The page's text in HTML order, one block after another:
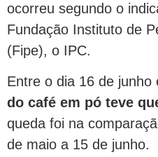
ocorreu segundo o
Fundação Instituto de
(Fipe), o IPC.
Entre o dia 16 de junho
do café em pó teve
queda foi na
de maio a 15 de junho.